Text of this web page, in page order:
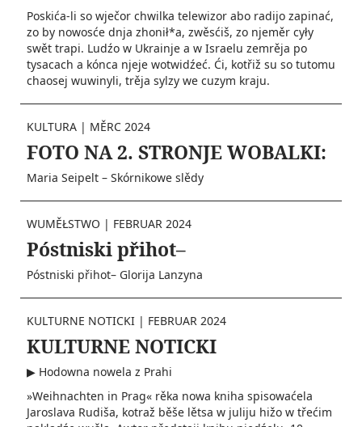
Poskića-li so wječor chwilka telewizor abo radijo zapinać,
zo by nowosće dnja zhonił*a, zwěsćiš, zo njeměr cyły
swět trapi. Ludźo w Ukrainje a w Israelu zemrěja po
tysacach a kónca njeje wotwidźeć. Ći, kotřiž su so tutomu
chaosej wuwinyli, trěja sylzy we cuzym kraju.
KULTURA | MĚRC 2024
FOTO NA 2. STRONJE WOBALKI:
Maria Seipelt – Skórnikowe slědy
WUMĚŁSTWO | FEBRUAR 2024
Póstniski přihot–
Póstniski přihot– Glorija Lanzyna
KULTURNE NOTICKI | FEBRUAR 2024
KULTURNE NOTICKI
▶ Hodowna nowela z Prahi
»Weihnachten in Prag« rěka nowa kniha spisowaćela
Jaroslava Rudiša, kotraž běše lětsa w juliju hižo w třećim